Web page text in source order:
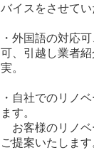
バイスをさせてい
・外国語の対応
可、引越し業者
実。
・自社でのリノ
ます。
お客様のリノベ
ご提案いたします